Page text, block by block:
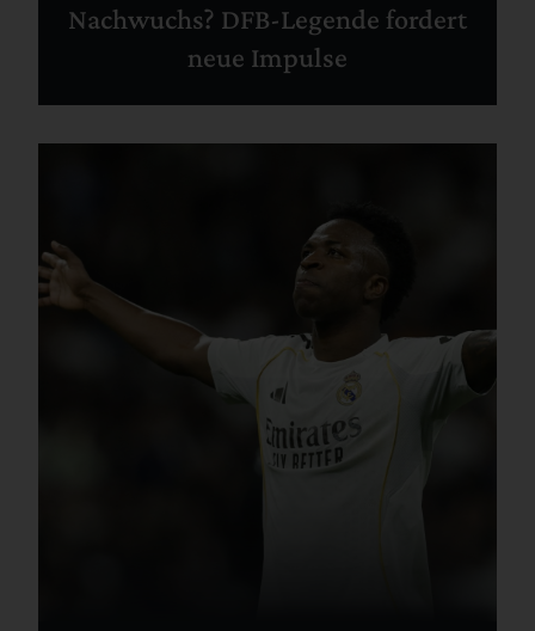
Nachwuchs? DFB-Legende fordert
neue Impulse